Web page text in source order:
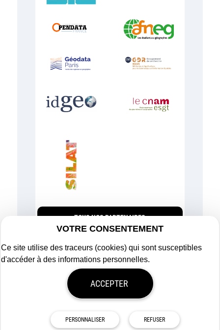
TOUS NOS PARTENAIRES
Mentions légales
Politique de confidentialité
VOTRE CONSENTEMENT
Ce site utilise des traceurs (cookies) qui sont susceptibles
d'accéder à des informations personnelles.
ACCEPTER
PERSONNALISER REFUSER